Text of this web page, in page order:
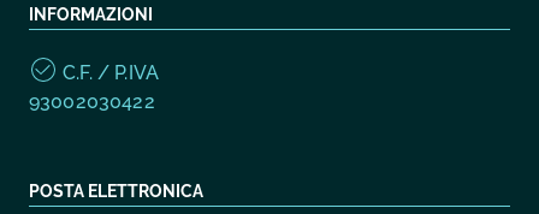
INFORMAZIONI
C.F. / P.IVA
93002030422
POSTA ELETTRONICA